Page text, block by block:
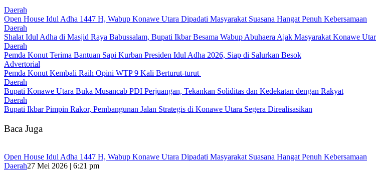
Daerah
Open House Idul Adha 1447 H, Wabup Konawe Utara Dipadati Masyarakat Suasana Hangat Penuh Kebersamaan
Daerah
Shalat Idul Adha di Masjid Raya Babussalam, Bupati Ikbar Besama Wabup Abuhaera Ajak Masyarakat Konawe
Daerah
Pemda Konut Terima Bantuan Sapi Kurban Presiden Idul Adha 2026, Siap di Salurkan Besok
Advertorial
Pemda Konut Kembali Raih Opini WTP 9 Kali Berturut-turut
Daerah
Bupati Konawe Utara Buka Musancab PDI Perjuangan, Tekankan Soliditas dan Kedekatan dengan Rakyat
Daerah
Bupati Ikbar Pimpin Rakor, Pembangunan Jalan Strategis di Konawe Utara Segera Direalisasikan
Baca Juga
Open House Idul Adha 1447 H, Wabup Konawe Utara Dipadati Masyarakat Suasana Hangat Penuh Kebersamaan
Daerah27 Mei 2026 | 6:21 pm